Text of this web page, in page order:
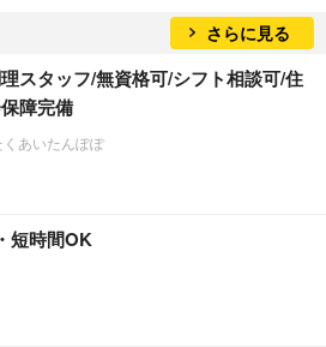
さらに見る
理スタッフ/無資格可/シフト相談可/住
障完備
あいたんぽぽ
短時間OK